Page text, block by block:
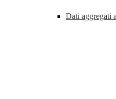
Dati aggregati